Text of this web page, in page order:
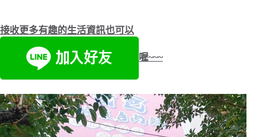
接收更多有趣的生活資訊也可以
喔~~~